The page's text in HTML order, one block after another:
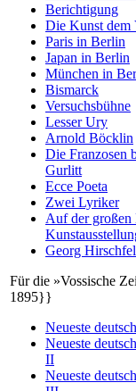
Berichtigung
Die Kunst dem
Paris in Berlin
Japan in Berlin
München in
Bismarck
Versuchsbühne
Lesser Ury
Arnold Böcklin
Die Franzosen
Gurlitt
Ecce Poeta
Zwei Lyriker
Auf der großen
Georg
Für die »Vossische
1895}}
Neueste
Neueste
II
Neueste